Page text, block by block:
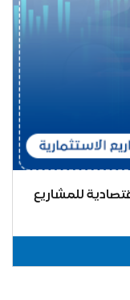
للمشاريع